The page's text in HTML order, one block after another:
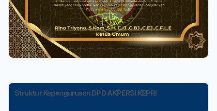
Struktur Kepengurusan DPD AKPERSI KEPRI